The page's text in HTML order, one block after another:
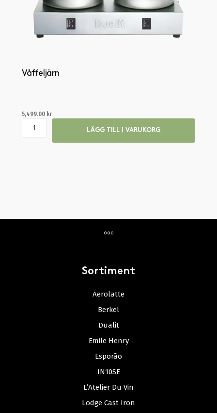
Våffeljärn
5,499.00 kr
LÄGG TILL I VARUKORG
Sortiment
Aerolatte
Berkel
Dualit
Emile Henry
Esporão
IN10SE
L’Atelier Du Vin
Lodge Cast Iron